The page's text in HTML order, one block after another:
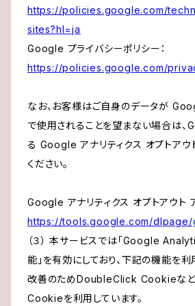
https://policies.google.com/
sites?hl=ja
Google プライバシーポリシー：
https://policies.google.com/
なお、お客様はご自身のデータが
で使用されることを望まない場合は
る Google アナリティクス オプトアウ
ください。
Google アナリティクス オプトアウト ア
https://tools.google.com/dlpage/
（３） 本サービスでは「Google
能」を有効にしており、下記の機能を利
改善のためDoubleClick Cookieなど
Cookieを利用しています。